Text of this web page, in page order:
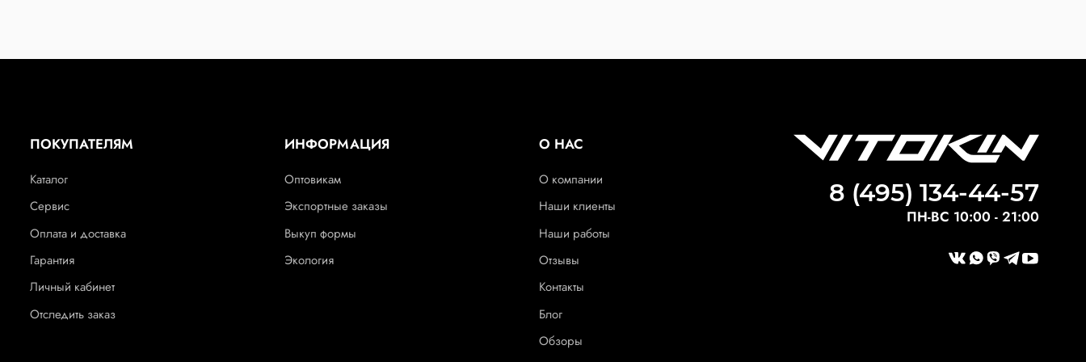
ПОКУПАТЕЛЯМ
Каталог
Сервис
Оплата и доставка
Гарантия
Личный кабинет
Отследить заказ
ИНФОРМАЦИЯ
Оптовикам
Экспортные заказы
Выкуп формы
Экология
О НАС
О компании
Наши клиенты
Наши работы
Отзывы
Контакты
Блог
Обзоры
8 (495) 134-44-57
ПН-ВС 10:00 - 21:00